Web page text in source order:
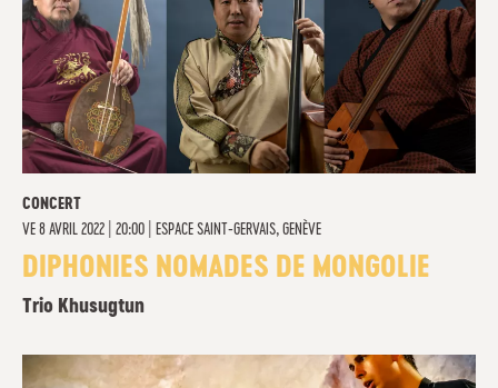
CONCERT
VE 8 AVRIL 2022 | 20:00 ESPACE SAINT-GERVAIS, GENÈVE
DIPHONIES NOMADES DE MONGOLIE
Trio Khusugtun